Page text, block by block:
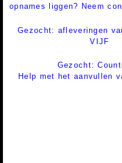
opnames liggen? Neem
Gezocht: afleveringen
VIJF
Gezocht:
Help met het aanvullen